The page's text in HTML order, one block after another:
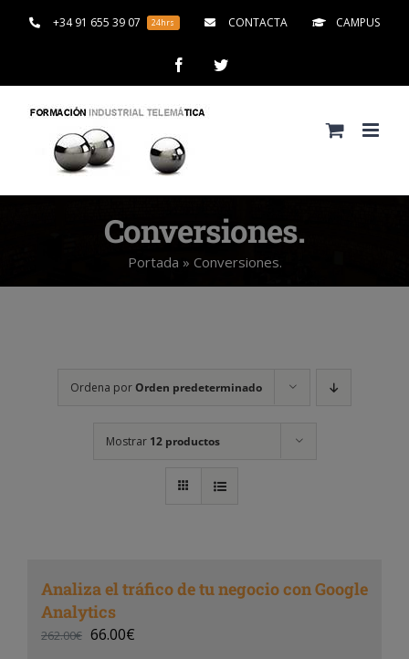
+34 91 655 39 07 24hrs CONTACTA CAMPUS
FacebookTwitter
Conversiones.
Portada » Conversiones.
Ordena porOrden predeterminado
Mostrar 12 productos
Analiza el tráfico de tu negocio con Google
Analytics
262.00€ 66.00€